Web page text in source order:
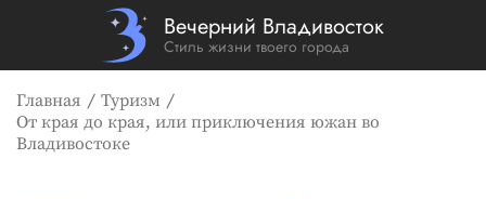
Вечерний Владивосток
Стиль жизни твоего города
Главная
Туризм
От края до края, или приключения южан во
Владивостоке